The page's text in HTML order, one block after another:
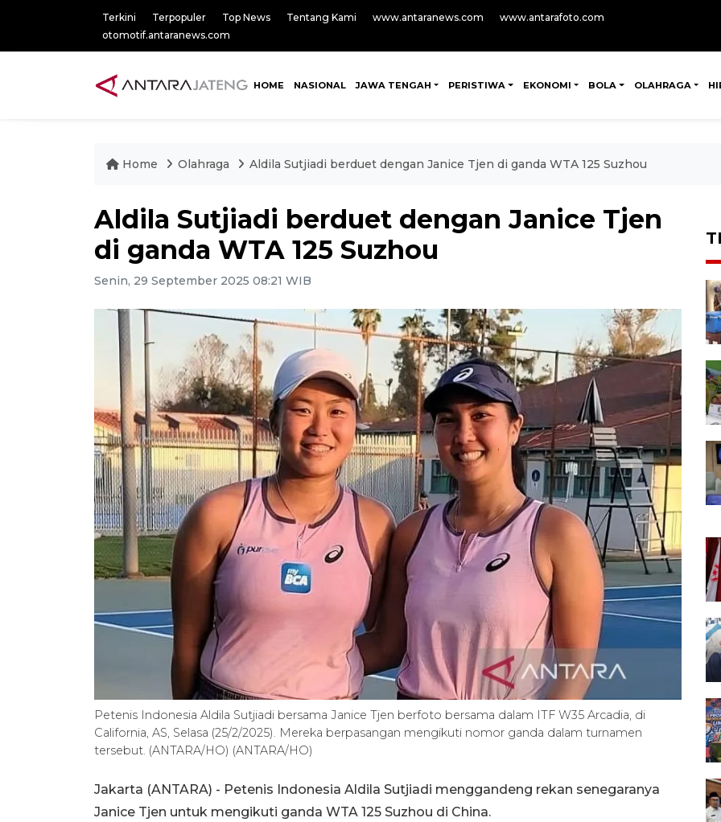
Terkini Terpopuler Top News Tentang Kami www.antaranews.com
www.antarafoto.com
otomotif.antaranews.com
HOME NASIONAL JAWA TENGAH PERISTIWA EKONOMI BOLA OLAHRAGA
Home Olahraga Aldila Sutjiadi berduet dengan Janice Tjen di ganda WTA 125 Suzhou
Aldila Sutjiadi berduet dengan Janice Tjen
di ganda WTA 125 Suzhou
Senin, 29 September 2025 08:21 WIB
Petenis Indonesia Aldila Sutjiadi bersama Janice Tjen berfoto bersama dalam ITF W35 Arcadia, di
California, AS, Selasa (25/2/2025). Mereka berpasangan mengikuti nomor ganda dalam turnamen
tersebut. (ANTARA/HO) (ANTARA/HO)
Jakarta (ANTARA) - Petenis Indonesia Aldila Sutjiadi menggandeng rekan senegaranya
Janice Tjen untuk mengikuti ganda WTA 125 Suzhou di China.